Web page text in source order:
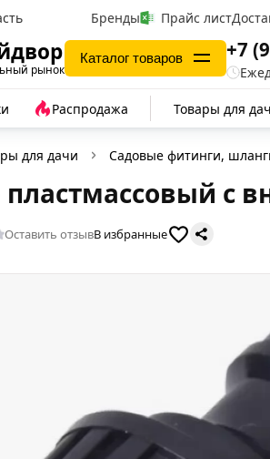
Бренды Прайс лист
рынок
Каталог товаров +7
Распродажа Товары для
для дачи Садовые фитинги,
с
Оставить отзывВ избранные